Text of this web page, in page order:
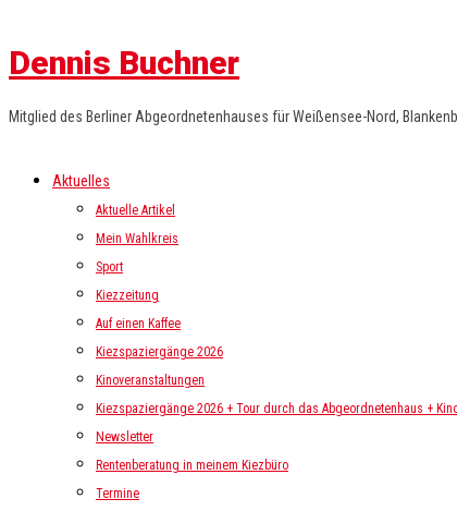
Dennis Buchner
Mitglied des Berliner Abgeordnetenhauses für Weißensee-Nord,
Aktuelles
Aktuelle Artikel
Mein Wahlkreis
Sport
Kiezzeitung
Auf einen Kaffee
Kiezspaziergänge 2026
Kinoveranstaltungen
Kiezspaziergänge 2026 + Tour durch das Abgeordnetenhaus +
Newsletter
Rentenberatung in meinem Kiezbüro
Termine